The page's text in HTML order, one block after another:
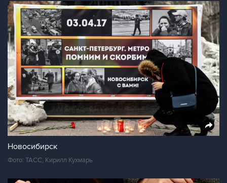
Новосибирск
Фото: ТАСС, Кирилл Кухмарь